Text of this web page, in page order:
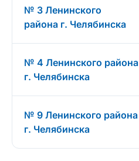
№ 3 Ленинского
района г. Челябинска
№ 4 Ленинского района
г. Челябинска
№ 9 Ленинского района
г. Челябинска